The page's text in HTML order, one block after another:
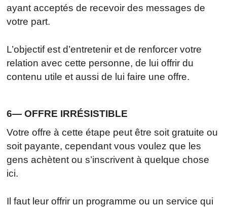
ayant acceptés de recevoir des messages de
votre part.
L’objectif est d’entretenir et de renforcer votre
relation avec cette personne, de lui offrir du
contenu utile et aussi de lui faire une offre.
6— OFFRE IRRÉSISTIBLE
Votre offre à cette étape peut être soit gratuite ou
soit payante, cependant vous voulez que les
gens achètent ou s’inscrivent à quelque chose
ici.
Il faut leur offrir un programme ou un service qui